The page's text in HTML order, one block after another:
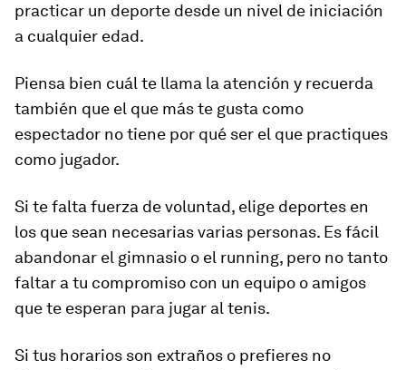
practicar un deporte desde un nivel de iniciación
a cualquier edad.
Piensa bien cuál te llama la atención y recuerda
también que el que más te gusta como
espectador no tiene por qué ser el que practiques
como jugador.
Si te falta fuerza de voluntad, elige deportes en
los que sean necesarias varias personas. Es fácil
abandonar el gimnasio o el running, pero no tanto
faltar a tu compromiso con un equipo o amigos
que te esperan para jugar al tenis.
Si tus horarios son extraños o prefieres no